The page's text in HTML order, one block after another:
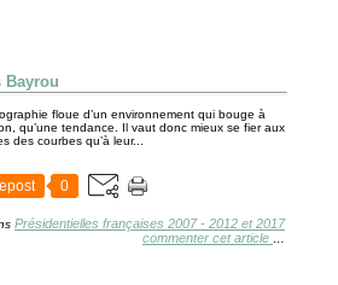
Bayrou
floue d’un environnement qui bouge à
qu’une tendance. Il vaut donc mieux se fier aux
des courbes qu’à leur...
0
Présidentielles françaises 2007 - 2012 et 2017
commenter cet article